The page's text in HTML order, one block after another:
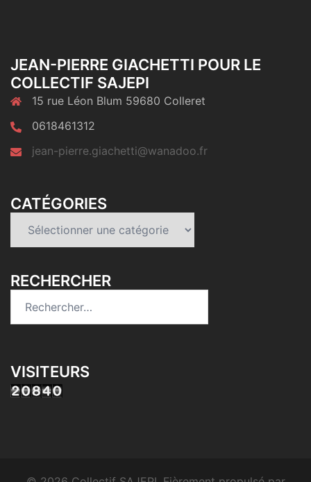
JEAN-PIERRE GIACHETTI POUR LE
COLLECTIF SAJEPI
15 rue Léon Blum 59680 Colleret
0618461312
jean-pierre.giachetti@wanadoo.fr
CATÉGORIES
RECHERCHER
VISITEURS